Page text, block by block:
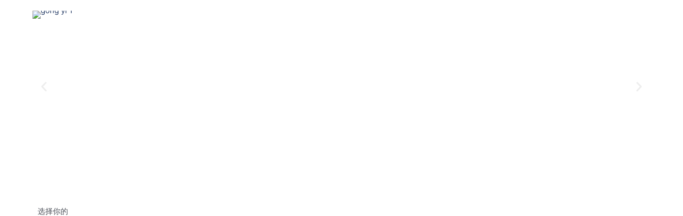
选择你的